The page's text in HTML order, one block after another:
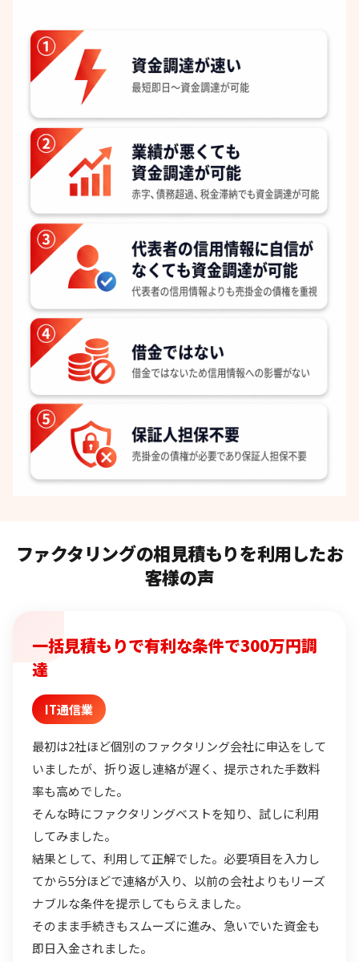
ファクタリングの相見積もりを利用したお
客様の声
一括見積もりで有利な条件で300万円調
達
IT通信業
最初は2社ほど個別のファクタリング会社に申込をして
いましたが、折り返し連絡が遅く、提示された手数料
率も高めでした。
そんな時にファクタリングベストを知り、試しに利用
してみました。
結果として、利用して正解でした。必要項目を入力し
てから5分ほどで連絡が入り、以前の会社よりもリーズ
ナブルな条件を提示してもらえました。
そのまま手続きもスムーズに進み、急いでいた資金も
即日入金されました。